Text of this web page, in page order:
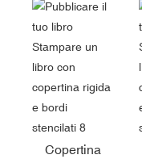
Copertina